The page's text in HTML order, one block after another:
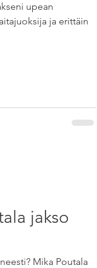
upean
ja erittäin
jakso
Mika Poutala